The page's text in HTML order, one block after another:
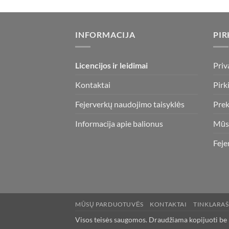
INFORMACIJA
Licencijos ir leidimai
Kontaktai
Fejerverkų naudojimo taisyklės
Informacija apie balionus
MŪSŲ PARDUOTUVĖS KONTAKTAI
Visos teisės saugomos. Draudžiama kopijuoti